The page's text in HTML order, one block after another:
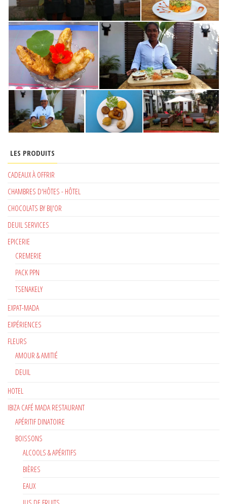
LES PRODUITS
CADEAUX À OFFRIR
CHAMBRES D'HÔTES - HÔTEL
CHOCOLATS BY BIJ'OR
DEUIL SERVICES
EPICERIE
CREMERIE
PACK PPN
TSENAKELY
EXPAT-MADA
EXPÉRIENCES
FLEURS
AMOUR & AMITIÉ
DEUIL
HOTEL
IBIZA CAFÉ MADA RESTAURANT
APÉRITIF DINATOIRE
BOISSONS
ALCOOLS & APÉRITIFS
BIÈRES
EAUX